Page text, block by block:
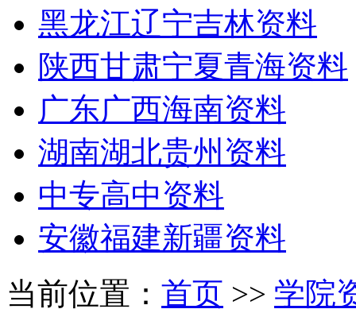
黑龙江辽宁吉林资料
陕西甘肃宁夏青海资料
广东广西海南资料
湖南湖北贵州资料
中专高中资料
安徽福建新疆资料
当前位置： 首页 >> 学院